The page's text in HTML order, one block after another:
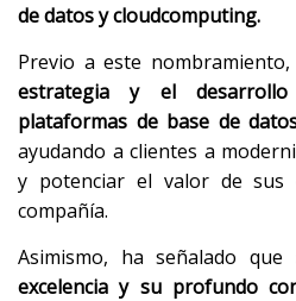
de datos y cloudcomputing.
Previo a este nombramiento,
estrategia y el
plataformas de base de
ayudando a clientes a
y potenciar el valor de sus
compañía.
Asimismo, ha señalado que
excelencia y su profundo